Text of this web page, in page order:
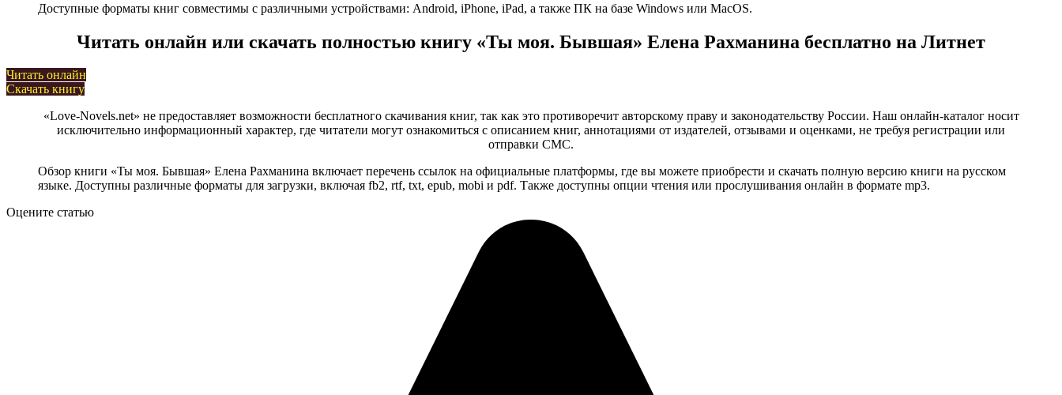
Доступные форматы книг совместимы с различными устройствами: Android, iPhone, iPad, а также ПК на базе Windows или MacOS.
Читать онлайн или скачать полностью книгу «Ты моя. Бывшая» Елена Рахманина бесплатно на Литнет
Читать онлайн
Скачать книгу
«Love-Novels.net» не предоставляет возможности бесплатного скачивания книг, так как это противоречит авторскому праву и законодательству России. Наш онлайн-каталог носит
исключительно информационный характер, где читатели могут ознакомиться с описанием книг, аннотациями от издателей, отзывами и оценками, не требуя регистрации или
отправки СМС.
Обзор книги «Ты моя. Бывшая» Елена Рахманина включает перечень ссылок на официальные платформы, где вы можете приобрести и скачать полную версию книги на русском
языке. Доступны различные форматы для загрузки, включая fb2, rtf, txt, epub, mobi и pdf. Также доступны опции чтения или прослушивания онлайн в формате mp3.
Оцените статью